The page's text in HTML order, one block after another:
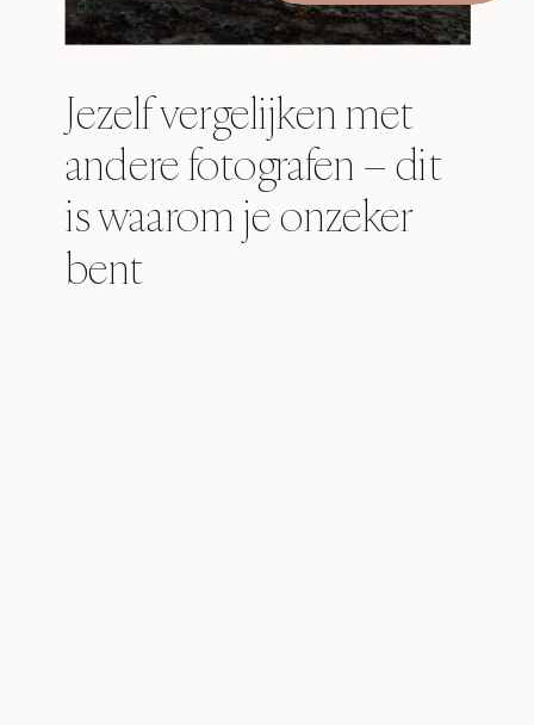
Jezelf vergelijken met
andere fotografen – dit
is waarom je onzeker
bent